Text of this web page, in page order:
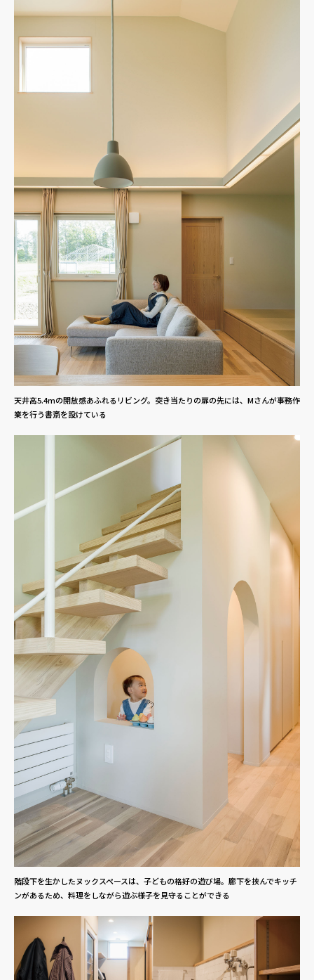
天井高5.4mの開放感あふれるリビング。突き当たりの扉の先には、Mさんが事務作
業を行う書斎を設けている
階段下を生かしたヌックスペースは、子どもの格好の遊び場。廊下を挟んでキッチ
ンがあるため、料理をしながら遊ぶ様子を見守ることができる